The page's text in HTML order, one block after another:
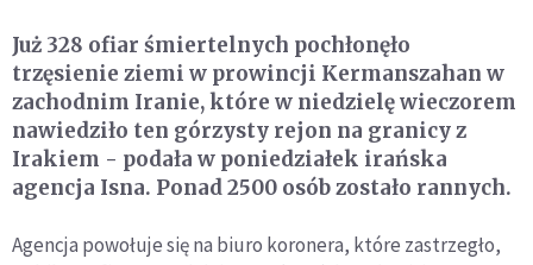
Już 328 ofiar śmiertelnych pochłonęło
trzęsienie ziemi w prowincji Kermanszahan w
zachodnim Iranie, które w niedzielę wieczorem
nawiedziło ten górzysty rejon na granicy z
Irakiem - podała w poniedziałek irańska
agencja Isna. Ponad 2500 osób zostało rannych.
Agencja powołuje się na biuro koronera, które zastrzegło,